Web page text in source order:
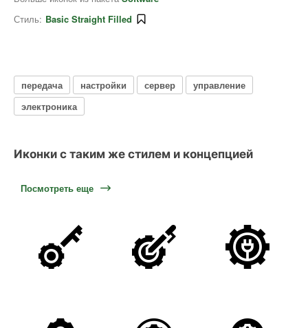
Стиль: Basic Straight Filled
передача настройки сервер
управление
электроника
Иконки с таким же стилем и концепцией
Посмотреть еще